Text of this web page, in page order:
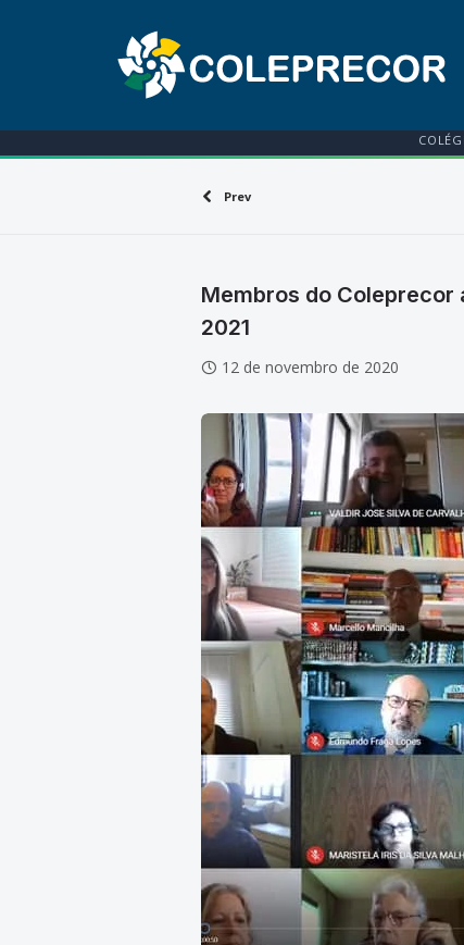
Prev
Membros do
2021
12 de novembro de 2020